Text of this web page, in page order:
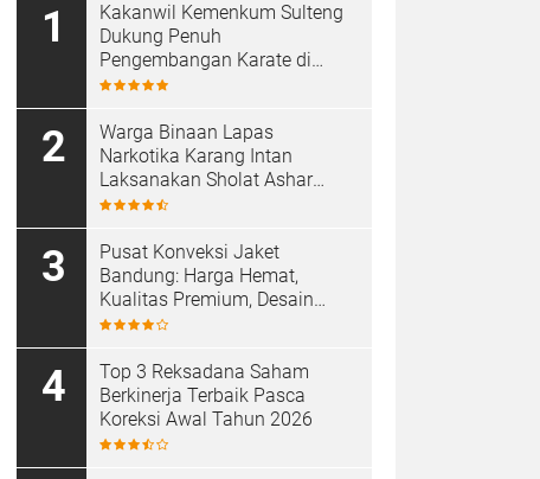
Kakanwil Kemenkum Sulteng
Dukung Penuh
Pengembangan Karate di
Bumi Seribu Megalith
Warga Binaan Lapas
Narkotika Karang Intan
Laksanakan Sholat Ashar
Berjamaah di Masjid At-
Pusat Konveksi Jaket
Bandung: Harga Hemat,
Kualitas Premium, Desain
Custom
Top 3 Reksadana Saham
Berkinerja Terbaik Pasca
Koreksi Awal Tahun 2026